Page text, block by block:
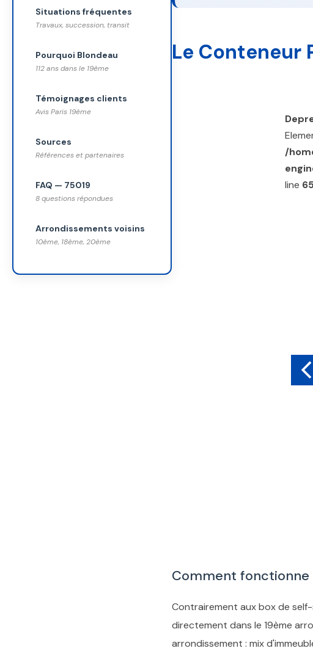
Situations fréquentes
Travaux, succession, transit
Pourquoi Blondeau
112 ans dans le 19ème
Témoignages clients
Avis Paris 19ème
Sources
Références et partenaires
FAQ — 75019
8 questions répondues
Arrondissements voisins
10ème, 18ème, 20ème
Le Conteneur
/
line
Comment fonctionne
Contrairement aux box de
directement dans le 19ème
arrondissement : mix